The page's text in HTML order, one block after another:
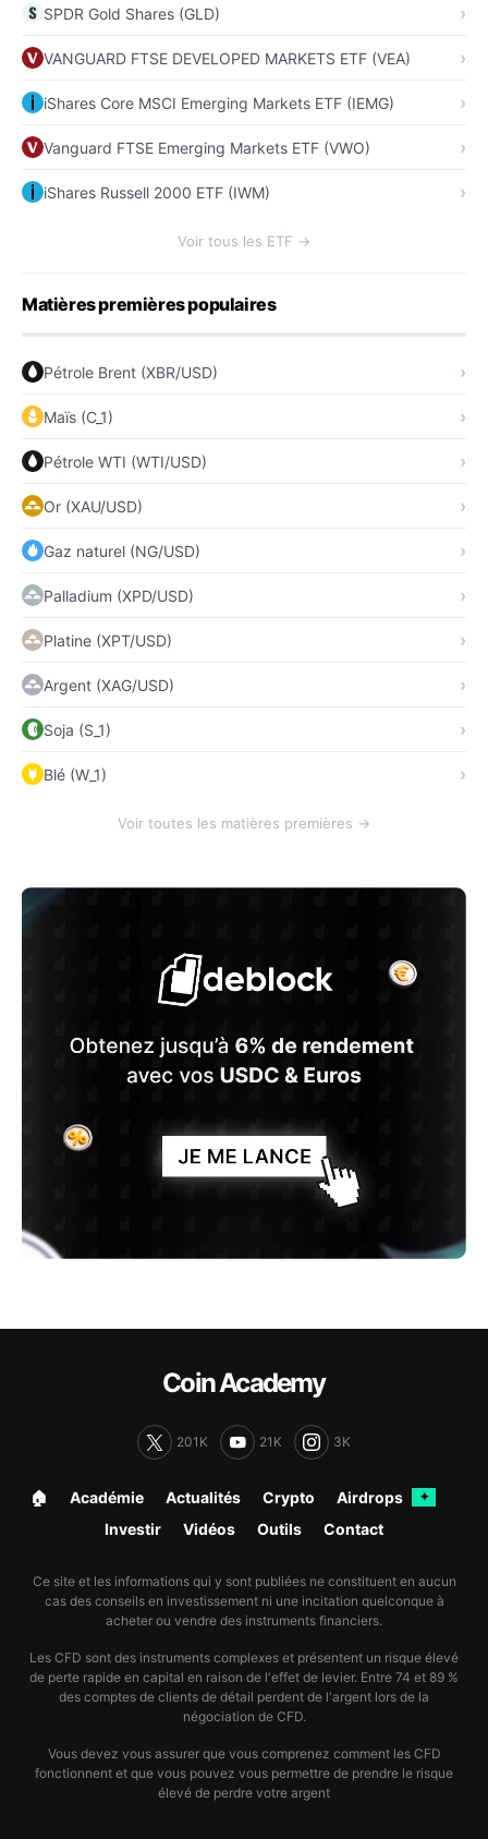
SPDR Gold Shares (GLD)
VANGUARD FTSE DEVELOPED MARKETS ETF (VEA)
iShares Core MSCI Emerging Markets ETF (IEMG)
Vanguard FTSE Emerging Markets ETF (VWO)
iShares Russell 2000 ETF (IWM)
Voir tous les ETF →
Matières premières populaires
Pétrole Brent (XBR/USD)
Maïs (C_1)
Pétrole WTI (WTI/USD)
Or (XAU/USD)
Gaz naturel (NG/USD)
Palladium (XPD/USD)
Platine (XPT/USD)
Argent (XAG/USD)
Soja (S_1)
Blé (W_1)
Voir toutes les matières premières →
Coin Academy
201K 21K 3K
🏠︎ Académie Actualités Crypto Airdrops ✦
Investir Vidéos Outils Contact
Ce site et les informations qui y sont publiées ne constituent en aucun
cas des conseils en investissement ni une incitation quelconque à
acheter ou vendre des instruments financiers.
Les CFD sont des instruments complexes et présentent un risque élevé
de perte rapide en capital en raison de l'effet de levier. Entre 74 et 89 %
des comptes de clients de détail perdent de l'argent lors de la
négociation de CFD.
Vous devez vous assurer que vous comprenez comment les CFD
fonctionnent et que vous pouvez vous permettre de prendre le risque
élevé de perdre votre argent